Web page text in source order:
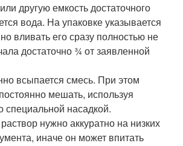
другую емкость достаточного
вода. На упаковке указывается
вливать его сразу полностью не
достаточно ¾ от заявленной
всыпается смесь. При этом
мешать, используя
специальной насадкой.
нужно аккуратно на низких
иначе он может впитать